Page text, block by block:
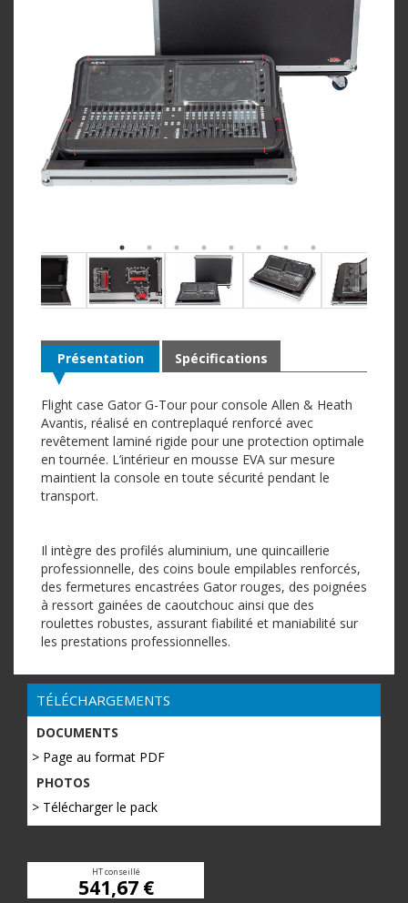
Présentation
Flight case Gator G-Tour pour console Allen & Heath
Avantis, réalisé en contreplaqué renforcé avec
revêtement laminé rigide pour une protection optimale
en tournée. L’intérieur en mousse EVA sur mesure
maintient la console en toute sécurité pendant le
transport.
Il intègre des profilés aluminium, une quincaillerie
professionnelle, des coins boule empilables renforcés,
des fermetures encastrées Gator rouges, des poignées
à ressort gainées de caoutchouc ainsi que des
roulettes robustes, assurant fiabilité et maniabilité sur
les prestations professionnelles.
Spécifications
TÉLÉCHARGEMENTS
DOCUMENTS
> Page au format PDF
PHOTOS
> Télécharger le pack
HT conseillé
541,67 €